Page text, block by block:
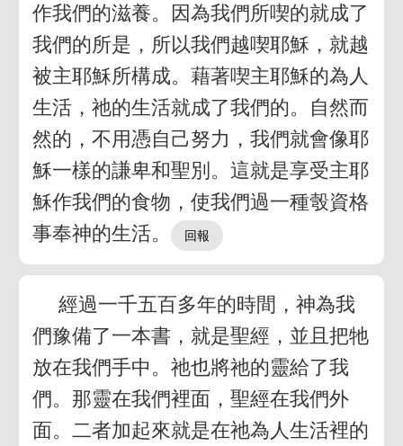
作我們的滋養。因為我們所喫的就成了
我們的所是，所以我們越喫耶穌，就越
被主耶穌所構成。藉著喫主耶穌的為人
生活，祂的生活就成了我們的。自然而
然的，不用憑自己努力，我們就會像耶
穌一樣的謙卑和聖別。這就是享受主耶
穌作我們的食物，使我們過一種彀資格
事奉神的生活。
經過一千五百多年的時間，神為我
們豫備了一本書，就是聖經，並且把牠
放在我們手中。祂也將祂的靈給了我
們。那靈在我們裡面，聖經在我們外
面。二者加起來就是在祂為人生活裡的